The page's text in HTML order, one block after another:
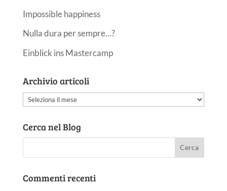
Impossible happiness
Nulla dura per sempre…?
Einblick ins Mastercamp
Archivio articoli
Archivio
Cerca nel Blog
Commenti recenti